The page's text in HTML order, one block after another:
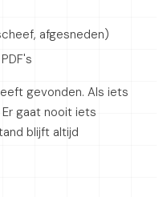
afgesneden)
gevonden. Als iets
gaat nooit iets
blijft altijd